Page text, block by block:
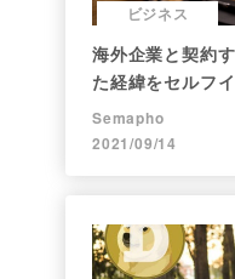
ビジネス
海外企業と契約
た経緯をセルフ
Semapho
2021/09/14